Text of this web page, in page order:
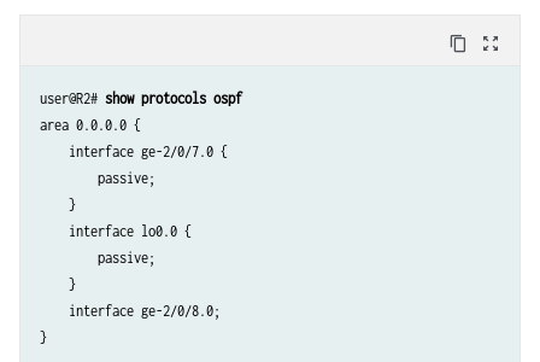
lo0 {
    unit 0 {
        description looback-interface;
        family inet {
            address 192.168.14.1/32;
        }
content_copy zoom_out_map
user@R2# show protocols ospf
area 0.0.0.0 {
    interface ge-2/0/7.0 {
        passive;
    }
    interface lo0.0 {
        passive;
    }
    interface ge-2/0/8.0;